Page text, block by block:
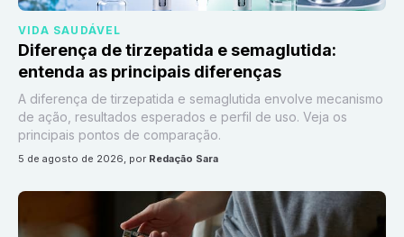
VIDA SAUDÁVEL
Diferença de tirzepatida e semaglutida:
entenda as principais diferenças
A diferença de tirzepatida e semaglutida envolve mecanismo
de ação, resultados esperados e perfil de uso. Veja os
principais pontos de comparação.
5 de agosto de 2026, por Redação Sara